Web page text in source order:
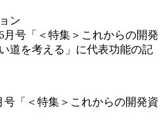
ン
号「＜特集＞これからの開発資